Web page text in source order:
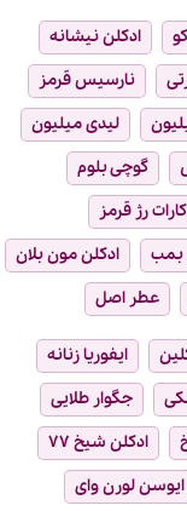
ادکلن نیشانه
نارسیس قرمز
لیدی میلیون
گوچی بلوم
رژ قرمز
بمب
ادکلن مون بلان
عطر اصل
ایفوریا زنانه
جگوار طلایی
ادکلن شیخ ۷۷
ایوسن لورن وای